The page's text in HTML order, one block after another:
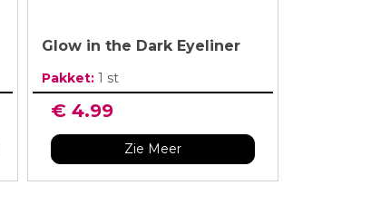
Glow in the Dark Eyeliner
Pakket: 1 st
€ 4.99
Zie Meer